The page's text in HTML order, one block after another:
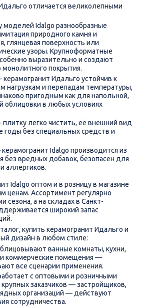
отличается великолепными
Idalgo разнообразные
природного камня и
глянцевая поверхность или
узоры. Крупноформатные
выразительно и создают
покрытия.
Идальго устойчив к
нагрузкам и перепадам температуры,
пригодным как для напольной,
облицовки в любых условиях
легко чистить, её внешний вид
годы без специальных средств и
Idalgo производится из
без вредных добавок, безопасен для
аллергиков.
Idalgo оптом и в розницу в магазине
ценам. Ассортимент регулярно
сезона, а на складах в Санкт-
широкий запас
купить керамогранит Идальго и
дизайн в любом стиле:
ванные комнаты, кухни,
и коммерческие помещения —
все сценарии применения.
с оптовыми и розничными
заказчиков — застройщиков,
организаций — действуют
сотрудничества.